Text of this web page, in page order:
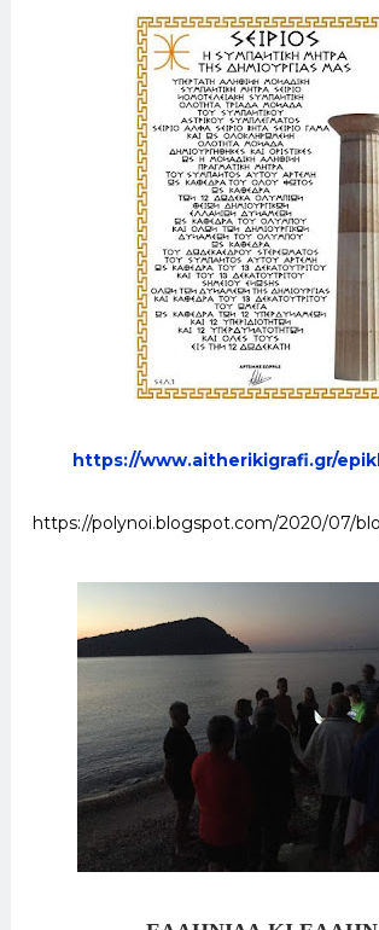
https://www.aitherikigrafi.gr/
https://polynoi.blogspot.com/2020/07/